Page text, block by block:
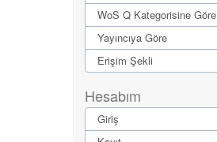
WoS Q Kategorisine Göre
Yayıncıya Göre
Erişim Şekli
Hesabım
Giriş